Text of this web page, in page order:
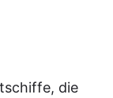
die